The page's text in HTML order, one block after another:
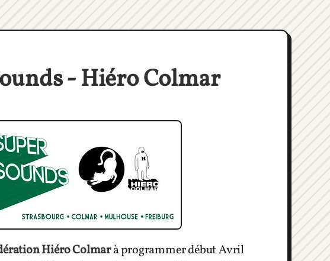
- Hiéro Colmar
Hiéro Colmarà programmer début Avril